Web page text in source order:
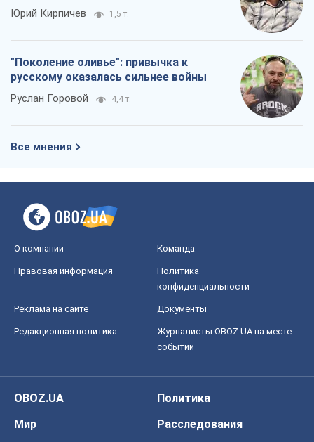
Юрий Кирпичев 1,5 т.
"Поколение оливье": привычка к
русскому оказалась сильнее войны
Руслан Горовой 4,4 т.
Все мнения
О компании Команда
Правовая информация
Политика
конфиденциальности
Реклама на сайте Документы
Редакционная политика
Журналисты OBOZ.UA на месте
событий
OBOZ.UA
Политика
Мир
Расследования